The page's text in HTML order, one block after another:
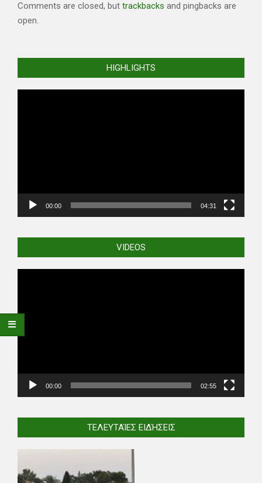
Comments are closed, but trackbacks and pingbacks are
open.
HIGHLIGHTS
00:00 04:31
VIDEOS
00:00 02:55
ΤΕΛΕΥΤΑΊΕΣ ΕΙΔΉΣΕΙΣ